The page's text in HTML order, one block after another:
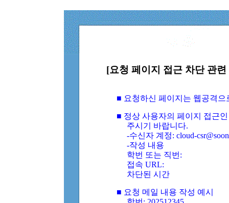
[요청 페이지 접근 차단 관
■ 요청하신 페이지는 웹공격
■ 정상 사용자의 페이지 접근
주시기 바랍니다.
-수신자 계정: cloud-
-작성 내용
학번 또는 직번:
접속 URL:
차단된 시간
■ 요청 메일 내용 작성 예시